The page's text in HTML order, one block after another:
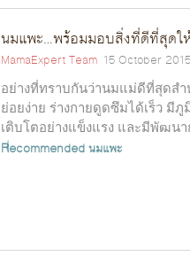
นมแพะ…พร้อมมอบสิ่งที่ดีที่สุดใ
MamaExpert Team 15 October 2015
อย่างที่ทราบกันว่านมแม่ดีที่สุดส
ย่อยง่าย ร่างกายดูดซึมได้เร็ว มี
เติบโตอย่างแข็งแรง และมีพัฒน
Recommendedนมแพะ